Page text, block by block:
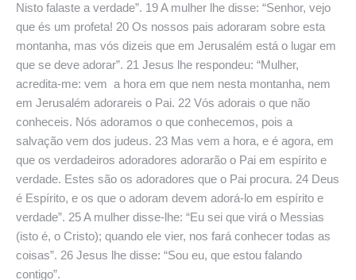
Nisto falaste a verdade”. 19 A mulher lhe disse: “Senhor, vejo
que és um profeta! 20 Os nossos pais adoraram sobre esta
montanha, mas vós dizeis que em Jerusalém está o lugar em
que se deve adorar”. 21 Jesus lhe respondeu: “Mulher,
acredita-me: vem a hora em que nem nesta montanha, nem
em Jerusalém adorareis o Pai. 22 Vós adorais o que não
conheceis. Nós adoramos o que conhecemos, pois a
salvação vem dos judeus. 23 Mas vem a hora, e é agora, em
que os verdadeiros adoradores adorarão o Pai em espírito e
verdade. Estes são os adoradores que o Pai procura. 24 Deus
é Espírito, e os que o adoram devem adorá-lo em espírito e
verdade”. 25 A mulher disse-lhe: “Eu sei que virá o Messias
(isto é, o Cristo); quando ele vier, nos fará conhecer todas as
coisas”. 26 Jesus lhe disse: “Sou eu, que estou falando
contigo”.